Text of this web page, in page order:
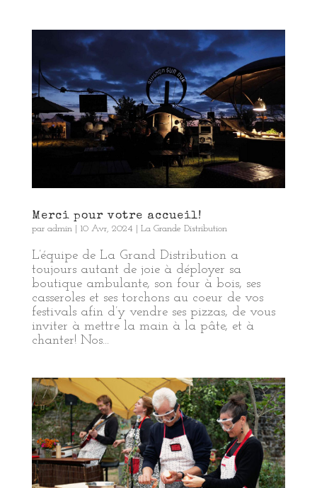
Merci pour votre accueil!
par admin| 10 Avr, 2024 La Grande Distribution
L’équipe de La Grand Distribution a
toujours autant de joie à déployer sa
boutique ambulante, son four à bois, ses
casseroles et ses torchons au coeur de vos
festivals afin d’y vendre ses pizzas, de vous
inviter à mettre la main à la pâte, et à
chanter! Nos...